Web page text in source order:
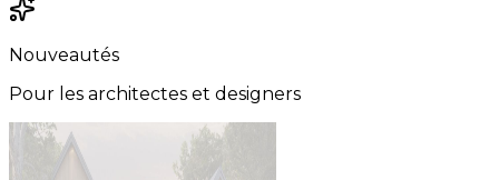
Nouveautés
Pour les architectes et designers